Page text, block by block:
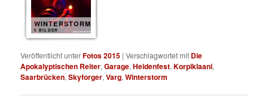
WINTERSTORM
5 BILDER
Veröffentlicht unterFotos 2015 |Verschlagwortet mit Die
Apokalyptischen Reiter,Garage,Heidenfest,Korpiklaani,
Saarbrücken,Skyforger,Varg,Winterstorm